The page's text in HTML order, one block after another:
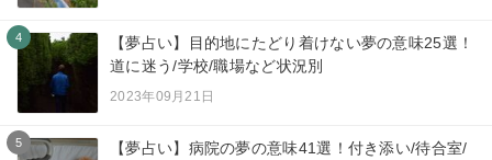
4
【夢占い】目的地にたどり着けない夢の意味25選！
道に迷う/学校/職場など状況別
2023年09月21日
5
【夢占い】病院の夢の意味41選！付き添い/待合室/